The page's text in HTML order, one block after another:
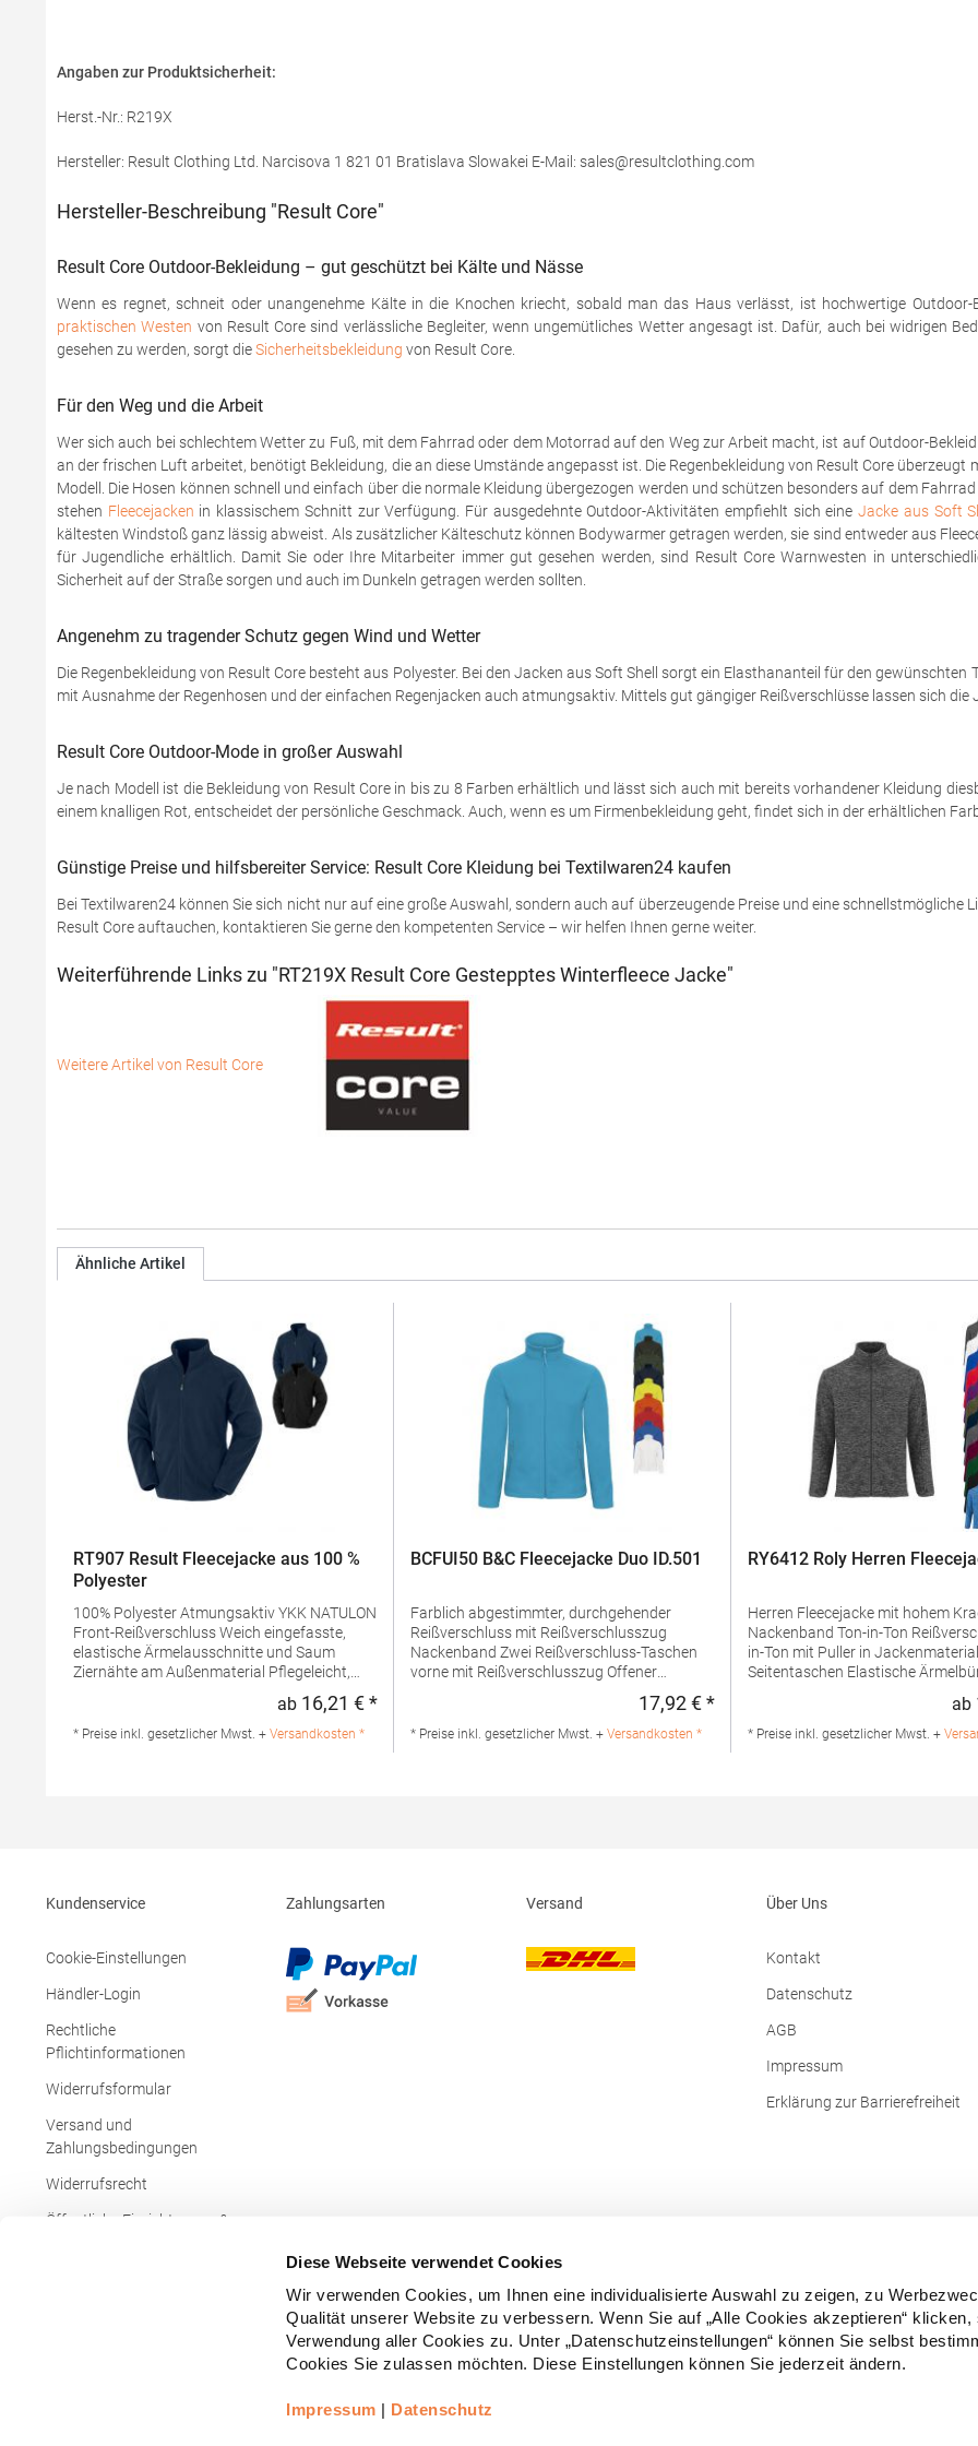
Diese Webseite verwendet Cookies
Wir verwenden Cookies, um Ihnen eine individualisierte Auswahl zu zeigen, zu
Qualität unserer Website zu verbessern. Wenn Sie auf „Alle Cookies akzeptieren“
Verwendung aller Cookies zu. Unter „Datenschutzeinstellungen“ können Sie selbst
Cookies Sie zulassen möchten. Diese Einstellungen können Sie jederzeit ändern.
Impressum | Datenschutz
Angaben zur Produktsicherheit:
Herst.-Nr.: R219X
Hersteller: Result Clothing Ltd. Narcisova 1 821 01 Bratislava Slowakei E-Mail: sales@resultclothing.com
Hersteller-Beschreibung "Result Core"
Result Core Outdoor-Bekleidung – gut geschützt bei Kälte und Nässe
Wenn es regnet, schneit oder unangenehme Kälte in die Knochen kriecht, sobald man das Haus verlässt, ist hochwertige
praktischen Westen von Result Core sind verlässliche Begleiter, wenn ungemütliches Wetter angesagt ist. Dafür, auch bei widrigen
gesehen zu werden, sorgt dieSicherheitsbekleidung von Result Core.
Für den Weg und die Arbeit
Wer sich auch bei schlechtem Wetter zu Fuß, mit dem Fahrrad oder dem Motorrad auf den Weg zur Arbeit macht, ist auf Outdoor-
an der frischen Luft arbeitet, benötigt Bekleidung, die an diese Umstände angepasst ist. Die Regenbekleidung von Result Core
Modell. Die Hosen können schnell und einfach über die normale Kleidung übergezogen werden und schützen besonders auf dem
stehen Fleecejacken in klassischem Schnitt zur Verfügung. Für ausgedehnte Outdoor-Aktivitäten empfiehlt sich eineJacke aus Soft
kältesten Windstoß ganz lässig abweist. Als zusätzlicher Kälteschutz können Bodywarmer getragen werden, sie sind entweder aus
für Jugendliche erhältlich. Damit Sie oder Ihre Mitarbeiter immer gut gesehen werden, sind Result Core Warnwesten in
Sicherheit auf der Straße sorgen und auch im Dunkeln getragen werden sollten.
Angenehm zu tragender Schutz gegen Wind und Wetter
Die Regenbekleidung von Result Core besteht aus Polyester. Bei den Jacken aus Soft Shell sorgt ein Elasthananteil für den
mit Ausnahme der Regenhosen und der einfachen Regenjacken auch atmungsaktiv. Mittels gut gängiger Reißverschlüsse lassen sich die
Result Core Outdoor-Mode in großer Auswahl
Je nach Modell ist die Bekleidung von Result Core in bis zu 8 Farben erhältlich und lässt sich auch mit bereits vorhandener Kleidung
einem knalligen Rot, entscheidet der persönliche Geschmack. Auch, wenn es um Firmenbekleidung geht, findet sich in der erhältlichen
Günstige Preise und hilfsbereiter Service: Result Core Kleidung bei Textilwaren24 kaufen
Bei Textilwaren24 können Sie sich nicht nur auf eine große Auswahl, sondern auch auf überzeugende Preise und eine schnellstmögliche
Result Core auftauchen, kontaktieren Sie gerne den kompetenten Service – wir helfen Ihnen gerne weiter.
Weiterführende Links zu "RT219X Result Core Gestepptes Winterfleece Jacke"
Weitere Artikel von Result Core
Ähnliche Artikel
RT907 Result Fleecejacke aus 100 %
Polyester
100% Polyester Atmungsaktiv YKK NATULON
Front-Reißverschluss Weich eingefasste,
elastische Ärmelausschnitte und Saum
Ziernähte am Außenmaterial Pflegeleicht,
waschbarGrammatur: 165
Regulärer Preis:
ab 16,21 € *
* Preise inkl. gesetzlicher Mwst. + Versandkosten *
BCFUI50 B&C Fleecejacke Duo ID.501
Farblich abgestimmter, durchgehender
Reißverschluss mit Reißverschlusszug
Nackenband Zwei Reißverschluss-Taschen
vorne mit Reißverschlusszug Offener
g/m²Materialzusammensetzung: 100%
PolyesterAngaben zur
Regulärer Preis:
17,92 € *
* Preise inkl. gesetzlicher Mwst. + Versandkosten *
RY6412 Roly Herren
Herren Fleecejacke mit hohem
Nackenband Ton-in-Ton Reißverschluss Ton-
in-Ton mit Puller in Jackenmaterial
Seitentaschen Elastische Ärmelbündchen
Herausreißbares
waschbarGrammatur: 300
ab
* Preise inkl. gesetzlicher Mwst. +
Kundenservice
Cookie-Einstellungen
Händler-Login
Rechtliche
Pflichtinformationen
Widerrufsformular
Versand und
Zahlungsbedingungen
Widerrufsrecht
Öffentliche Einrichtungen &
Zahlungsarten Versand Über Uns
Kontakt
Datenschutz
AGB
Impressum
Erklärung zur Barrierefreiheit